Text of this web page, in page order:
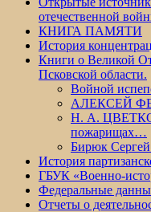
отечественной
КНИГА ПАМЯТИ
История
Книги о Великой
Псковской области.
Войной
АЛЕКСЕЙ
Н. А.
пожарищах…
Бирюк
История
ГБУК «Военно-
Федеральные
Отчеты о